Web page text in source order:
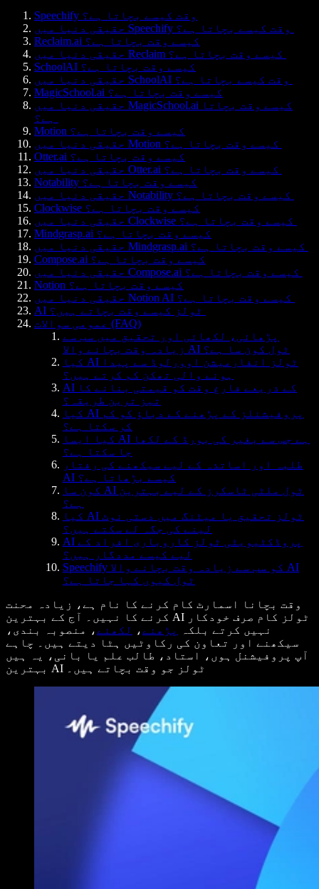
Speechify وقت کیسے بچاتا ہے؟
Reclaim.ai کیسے وقت بچاتا ہے؟
SchoolAI کیسے وقت بچاتا ہے؟
MagicSchool.ai کیسے وقت بچاتا ہے؟
حقیقی دنیا میں MagicSchool.ai کیسے وقت بچاتا
Motion کیسے وقت بچاتا ہے؟
Otter.ai کیسے وقت بچاتا ہے؟
Notability کیسے وقت بچاتا ہے؟
Clockwise کیسے وقت بچاتا ہے؟
Mindgrasp.ai کیسے وقت بچاتا ہے؟
Compose.ai کیسے وقت بچاتا ہے؟
Notion کیسے وقت بچاتا ہے؟
عمومی سوالات (FAQ)
پڑھائی، لکھائی اور تحقیق میں سب سے
زیادہ وقت بچانے والا AI ٹول کون سا ہے؟
کیا AI ٹولز انفارمیشن اوورلوڈ سے پیدا
ہونے والی تھکن کم کرتے ہیں؟
AI کے ذریعے فارغ وقت کو قیمتی بنانے کا
تیز ترین طریقہ؟
کیا AI پروفیشنلز کے پڑھنے کے دباؤ کو کم
کر سکتا ہے؟
کیا ایسا AI ہے جس سے بغیر کی بورڈ کے لکھا
جا سکتا ہے؟
طلبہ اور اساتذہ کے لیے سیکھنے کی رفتار
AI کیسے بڑھاتا ہے؟
کون سا AI ٹول ملٹی ٹاسکرز کے لیے بہترین
ہے؟
کیا AI ٹولز تحقیق یا میٹنگ میں دستی نوٹ
لینے کی جگہ لے سکتے ہیں؟
AI پروڈکٹیویٹی ٹولز کاروباری افراد کے
لیے کیسے مددگار ہیں؟
Speechify کو سب سے زیادہ وقت بچانے والا AI
ٹول کیوں کہا جاتا ہے؟
وقت بچانا اسمارٹ کام کرنے کا نام ہے، زیادہ محنت
کرنے کا نہیں۔ آج کے بہترین AI ٹولز کام صرف خودکار
نہیں کرتے بلکہ
پڑھنے ، لکھنے ، منصوبہ بندی،
سیکھنے اور تعاون کی رکاوٹیں ہٹا دیتے ہیں۔ چاہے
آپ پروفیشنل ہوں، استاد، طالب علم یا بانی، یہ ہیں
بہترین AI ٹولز جو وقت بچاتے ہیں۔